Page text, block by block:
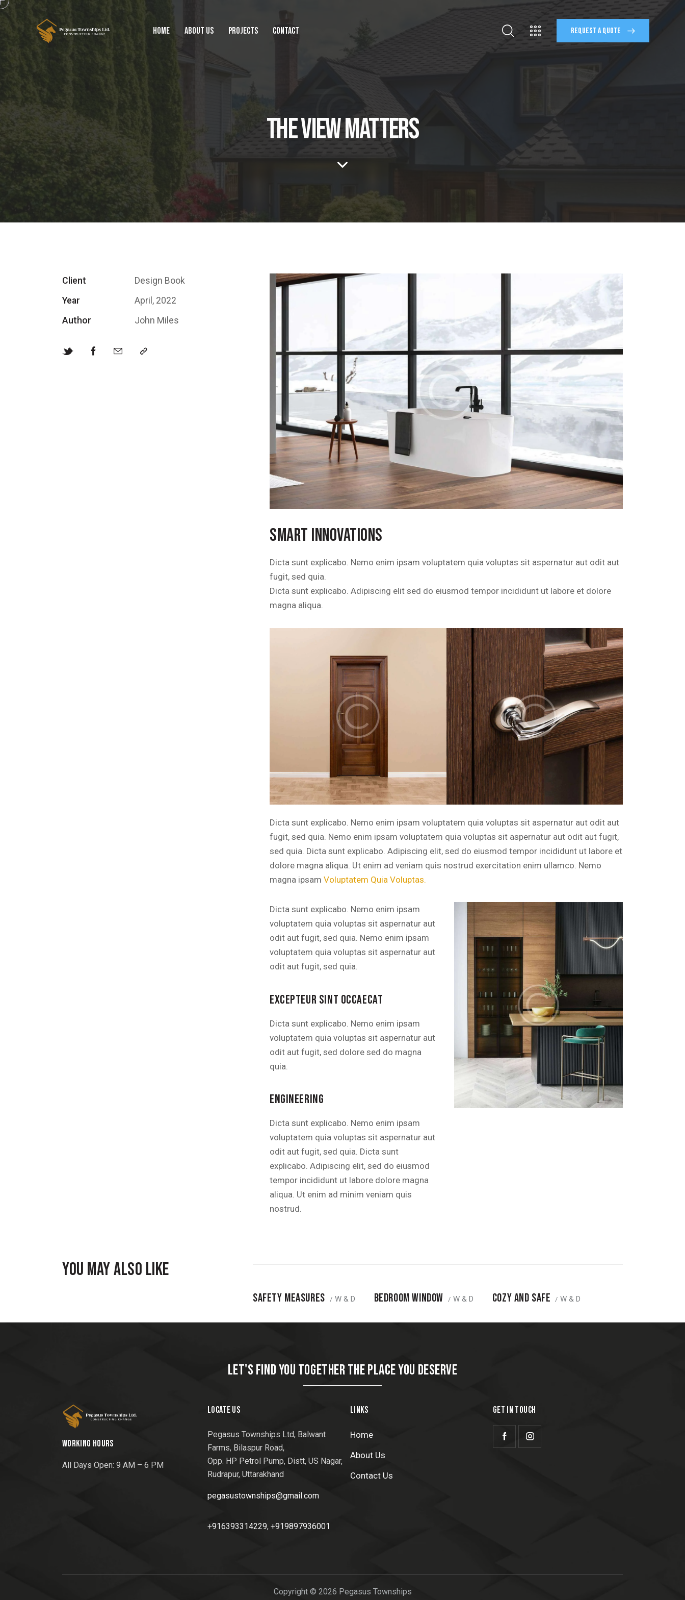
HOME ABOUT US PROJECTS CONTACT REQUEST A QUOTE
THE VIEW MATTERS
Client
Design Book
Year
April, 2022
Author
John Miles
SMART INNOVATIONS
Dicta sunt explicabo. Nemo enim ipsam voluptatem quia voluptas sit aspernatur aut odit aut
fugit, sed quia.
Dicta sunt explicabo. Adipiscing elit sed do eiusmod tempor incididunt ut labore et dolore
magna aliqua.
Dicta sunt explicabo. Nemo enim ipsam voluptatem quia voluptas sit aspernatur aut odit aut
fugit, sed quia. Nemo enim ipsam voluptatem quia voluptas sit aspernatur aut odit aut fugit,
sed quia. Dicta sunt explicabo. Adipiscing elit, sed do eiusmod tempor incididunt ut labore et
dolore magna aliqua. Ut enim ad veniam quis nostrud exercitation enim ullamco. Nemo
magna ipsam Voluptatem Quia Voluptas.
Dicta sunt explicabo. Nemo enim ipsam
voluptatem quia voluptas sit aspernatur aut
odit aut fugit, sed quia. Nemo enim ipsam
voluptatem quia voluptas sit aspernatur aut
odit aut fugit, sed quia.
EXCEPTEUR SINT OCCAECAT
Dicta sunt explicabo. Nemo enim ipsam
voluptatem quia voluptas sit aspernatur aut
odit aut fugit, sed dolore sed do magna
quia.
ENGINEERING
Dicta sunt explicabo. Nemo enim ipsam
voluptatem quia voluptas sit aspernatur aut
odit aut fugit, sed quia. Dicta sunt
explicabo. Adipiscing elit, sed do eiusmod
tempor incididunt ut labore dolore magna
aliqua. Ut enim ad minim veniam quis
nostrud.
YOU MAY ALSO LIKE
W & D
SAFETY MEASURES W & D
BEDROOM WINDOW W & D
COZY AND SAFE
LET'S FIND YOU TOGETHER THE PLACE YOU DESERVE
WORKING HOURS
All Days Open: 9 AM – 6 PM
LOCATE US
Pegasus Townships Ltd, Balwant
Farms, Bilaspur Road,
Opp. HP Petrol Pump, Distt, US Nagar,
Rudrapur, Uttarakhand
pegasustownships@gmail.com
+916393314229, +919897936001
LINKS
Home
About Us
Contact Us
GET IN TOUCH
Copyright © 2026 Pegasus Townships